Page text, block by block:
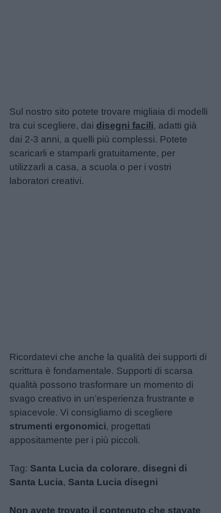
Sul nostro sito potete trovare migliaia di modelli
tra cui scegliere, dai disegni facili, adatti già
dai 2-3 anni, a quelli più complessi. Potete
scaricarli e stamparli gratuitamente, per
utilizzarli a casa, a scuola o per i vostri
laboratori creativi.
Ricordatevi che anche la qualità dei supporti di
scrittura è fondamentale. Supporti di scarsa
qualità possono trasformare un momento di
svago creativo in un’esperienza frustrante e
spiacevole. Vi consigliamo di scegliere
strumenti ergonomici, progettati
appositamente per i più piccoli.
Tag: Santa Lucia da colorare, disegni di
Santa Lucia, Santa Lucia disegni
Non avete trovato il contenuto che stavate